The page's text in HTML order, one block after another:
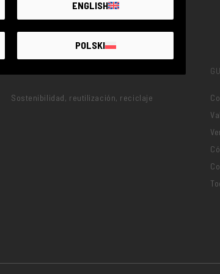
Sostenibilidad, reutilización, reciclaje
ENGLISH
POLSKI